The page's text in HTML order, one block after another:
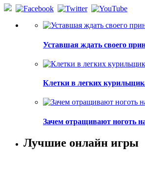
Уставшая ждать своего
Клетки в легких
Зачем отращивают ноготь
Лучшие онлайн игры